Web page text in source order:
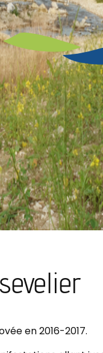
en 2016-2017.